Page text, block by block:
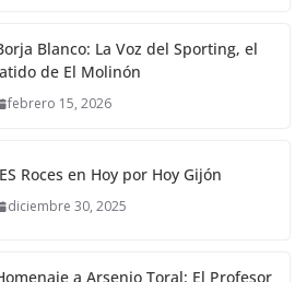
Blanco: La Voz del Sporting, el
de El Molinón
febrero 15, 2026
Roces en Hoy por Hoy Gijón
diciembre 30, 2025
a Arsenio Toral: El Profesor